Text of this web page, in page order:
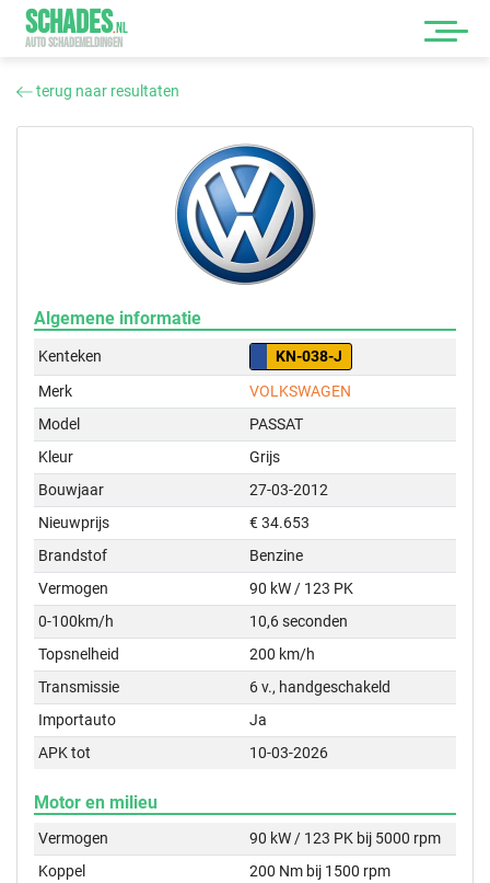
SCHADES.NL
AUTO SCHADEMELDINGEN
terug naar resultaten
Algemene informatie
Kenteken
KN-038-J
Merk
VOLKSWAGEN
Model
PASSAT
Kleur
Grijs
Bouwjaar
27-03-2012
Nieuwprijs
€ 34.653
Brandstof
Benzine
Vermogen
90 kW / 123 PK
0-100km/h
10,6 seconden
Topsnelheid
200 km/h
Transmissie
6 v., handgeschakeld
Importauto
Ja
APK tot
10-03-2026
Motor en milieu
Vermogen
90 kW / 123 PK bij 5000 rpm
Koppel
200 Nm bij 1500 rpm